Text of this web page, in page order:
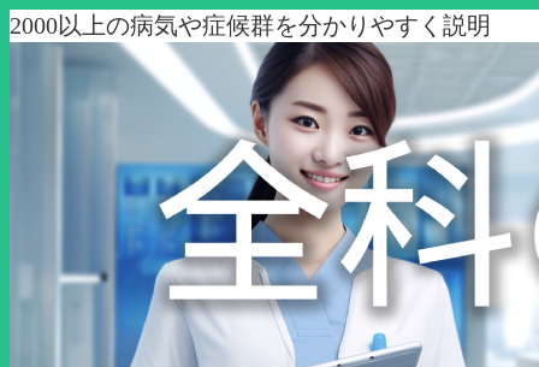
2000以上の病気や症候群を分かりやすく説明